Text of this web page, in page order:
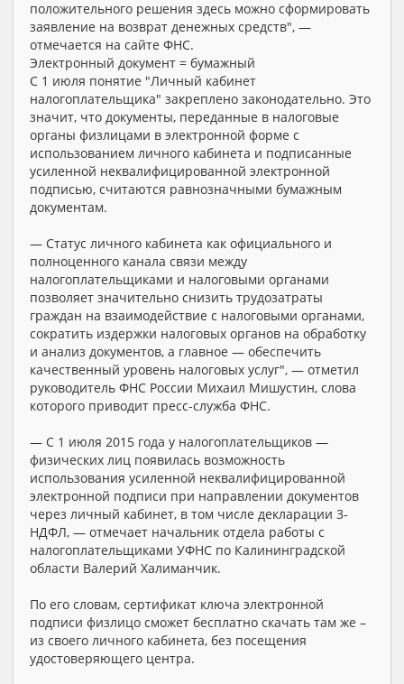
положительного решения здесь можно сформировать
заявление на возврат денежных средств", —
отмечается на сайте ФНС.
Электронный документ = бумажный
С 1 июля понятие "Личный кабинет
налогоплательщика" закреплено законодательно. Это
значит, что документы, переданные в налоговые
органы физлицами в электронной форме с
использованием личного кабинета и подписанные
усиленной неквалифицированной электронной
подписью, считаются равнозначными бумажным
документам.
— Статус личного кабинета как официального и
полноценного канала связи между
налогоплательщиками и налоговыми органами
позволяет значительно снизить трудозатраты
граждан на взаимодействие с налоговыми органами,
сократить издержки налоговых органов на обработку
и анализ документов, а главное — обеспечить
качественный уровень налоговых услуг", — отметил
руководитель ФНС России Михаил Мишустин, слова
которого приводит пресс-служба ФНС.
— С 1 июля 2015 года у налогоплательщиков —
физических лиц появилась возможность
использования усиленной неквалифицированной
электронной подписи при направлении документов
через личный кабинет, в том числе декларации 3-
НДФЛ, — отмечает начальник отдела работы с
налогоплательщиками УФНС по Калининградской
области Валерий Халиманчик.
По его словам, сертификат ключа электронной
подписи физлицо сможет бесплатно скачать там же –
из своего личного кабинета, без посещения
удостоверяющего центра.